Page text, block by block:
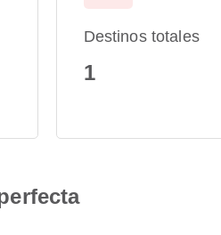
Destinos totales
1